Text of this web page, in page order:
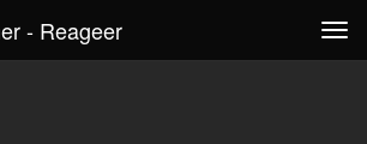
- Reageer